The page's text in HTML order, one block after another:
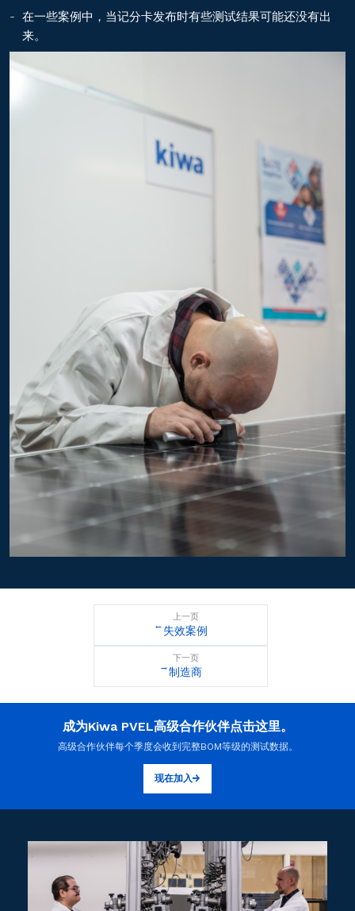
TS-BGT72(xxx)
GTG72HM10xxx
GTG66HM10xxx
GTG54HM10xxx
在一些案例中，当记分卡发布时有些测试结果可能还没有出
来。
←
上一页
失效案例
下一页
制造商
→
成为Kiwa PVEL高级合作伙伴点击这里。
高级合作伙伴每个季度会收到完整BOM等级的测试数据。
现在加入